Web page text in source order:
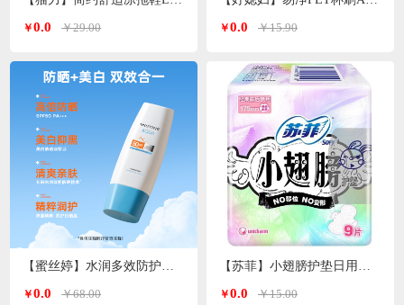
￥0.0 ￥29.00
【蜜丝婷】水润多效防护防晒霜（小蓝帽）SFF50+PA+++70ml
￥0.0 ￥68.00
￥0.0 ￥15.90
【苏菲】小翅膀护垫日用棉柔无香护翼175mm*9片/包
￥0.0 ￥15.00